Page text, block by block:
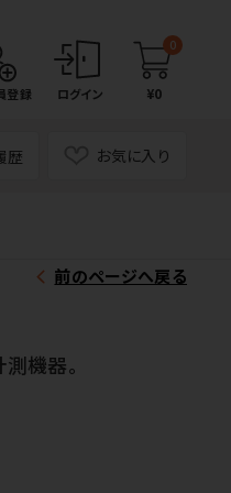
登録 ログイン
0
¥0
歴 お気に入り
前のページへ戻る
機器。